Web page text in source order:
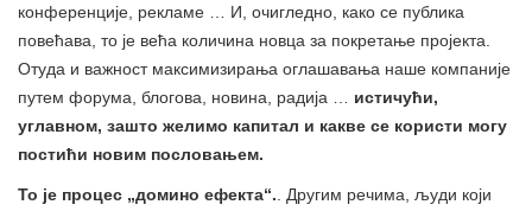
конференције, рекламе … И, очигледно, како се публика
повећава, то је већа количина новца за покретање пројекта.
Отуда и важност максимизирања оглашавања наше компаније
путем форума, блогова, новина, радија … истичући,
углавном, зашто желимо капитал и какве се користи могу
постићи новим пословањем.
То је процес „домино ефекта“. . Другим речима, људи који